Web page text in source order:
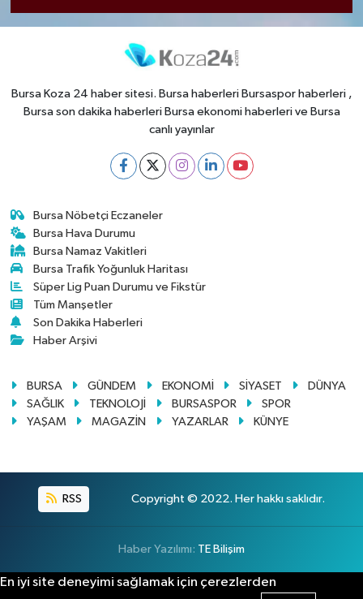
Bursa Koza 24 haber sitesi. Bursa haberleri Bursaspor haberleri ,
Bursa son dakika haberleri Bursa ekonomi haberleri ve Bursa
canlı yayınlar
Bursa Nöbetçi Eczaneler
Bursa Hava Durumu
Bursa Namaz Vakitleri
Bursa Trafik Yoğunluk Haritası
Süper Lig Puan Durumu ve Fikstür
Tüm Manşetler
Son Dakika Haberleri
Haber Arşivi
BURSA GÜNDEM EKONOMİ SİYASET
DÜNYA
SAĞLIK
TEKNOLOJİ BURSASPOR
SPOR
YAŞAM
MAGAZİN YAZARLAR KÜNYE
RSS Copyright © 2022. Her hakkı saklıdır.
Haber Yazılımı: TE Bilişim
En iyi site deneyimi sağlamak için çerezlerden